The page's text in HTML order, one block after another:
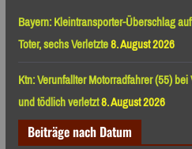
Bayern: Kleintransporter-Überschlag
Toter, sechs Verletzte8. August 2026
Ktn: Verunfallter Motorradfahrer (55)
und tödlich verletzt8. August 2026
Beiträge nach Datum